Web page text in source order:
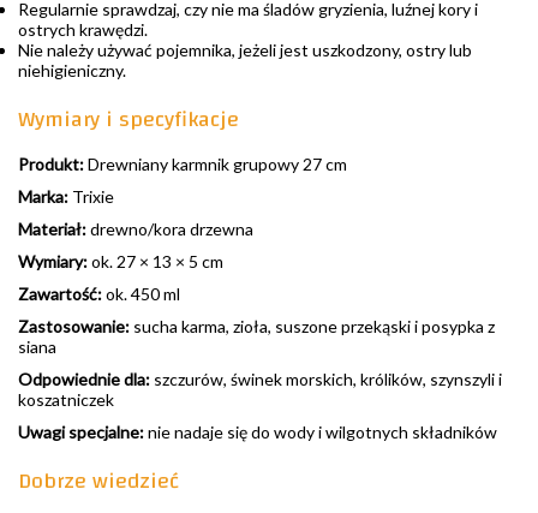
Regularnie sprawdzaj, czy nie ma śladów gryzienia, luźnej kory i
ostrych krawędzi.
Nie należy używać pojemnika, jeżeli jest uszkodzony, ostry lub
niehigieniczny.
Wymiary i specyfikacje
Produkt:Drewniany karmnik grupowy 27 cm
Marka: Trixie
Materiał:drewno/kora drzewna
Wymiary:ok. 27 × 13 × 5 cm
Zawartość:ok. 450 ml
Zastosowanie: sucha karma, zioła, suszone przekąski i posypka z
siana
Odpowiednie dla: szczurów, świnek morskich, królików, szynszyli i
koszatniczek
Uwagi specjalne:nie nadaje się do wody i wilgotnych składników
Dobrze wiedzieć